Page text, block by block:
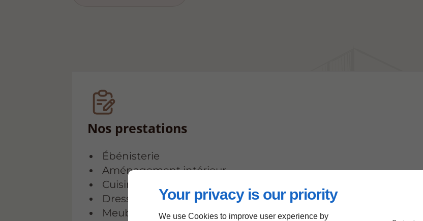
Your privacy is our priority
We use Cookies to improve user experience by
Nos prestations
Ébénisterie
Aménagement intérieur
Cuisines sur mesure
Dressings sur mesure
Meubles sur mesure